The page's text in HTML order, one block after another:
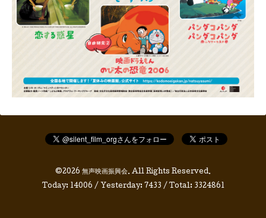
©2026 無声映画振興会. All Rights Reserved.
Today: 14006 / Yesterday: 7433 / Total: 3324861